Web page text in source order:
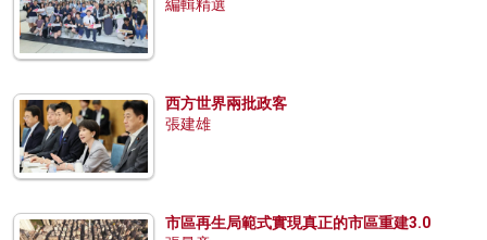
編輯精選
西方世界兩批政客
張建雄
市區再生局範式實現真正的市區重建3.0